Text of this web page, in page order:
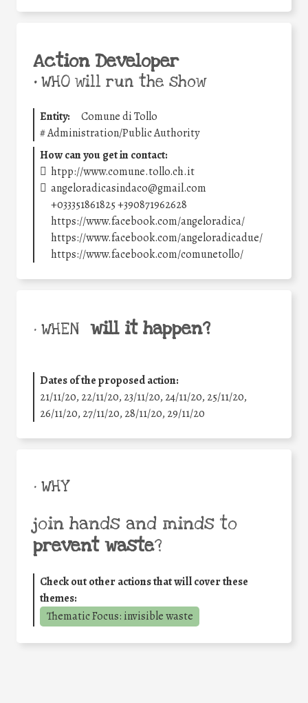
Action Developer
•WHO will run the show
Entity:
Comune di Tollo
#Administration/Public Authority
How can you get in contact:
htpp://www.comune.tollo.ch.it
angeloradicasindaco@gmail.com
+033351861825 +390871962628
https://www.facebook.com/angeloradica/
https://www.facebook.com/angeloradicadue/
https://www.facebook.com/comunetollo/
• WHEN will it happen?
Dates of the proposed action:
21/11/20, 22/11/20, 23/11/20, 24/11/20, 25/11/20,
26/11/20, 27/11/20, 28/11/20, 29/11/20
• WHY
join hands and minds to
prevent waste?
Check out other actions that will cover these
themes:
Thematic Focus: invisible waste